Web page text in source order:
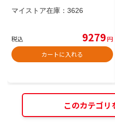
マイストア在庫： 3626
税込 9279円
カートに入れる
このカテゴリ